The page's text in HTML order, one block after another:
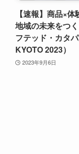
【速報】商品×
地域の未来をつ
フテッド・カタ
KYOTO 2023）
2023年9月6日